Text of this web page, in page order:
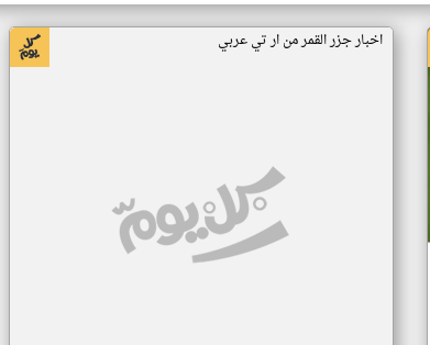
اخبار جزر القمر من ار تي عربي